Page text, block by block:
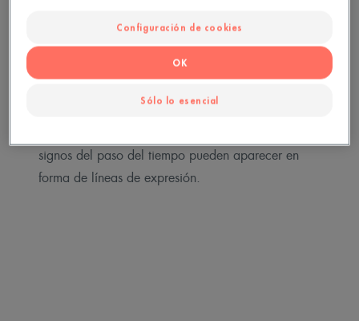
disminuye… Ese es el proceso de envejecimiento
de la piel, también conocido como senescencia.
signos del paso del tiempo pueden aparecer en
forma de líneas de expresión.
Configuración de cookies
Sólo lo esencial
OK